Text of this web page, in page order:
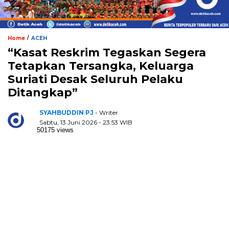
Home / ACEH
“Kasat Reskrim Tegaskan Segera
Tetapkan Tersangka, Keluarga
Suriati Desak Seluruh Pelaku
Ditangkap”
SYAHBUDDIN PJ - Writer
Sabtu, 13 Juni 2026 - 23:53 WIB
50175 views